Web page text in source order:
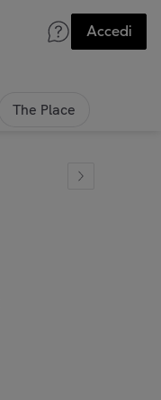
Accedi
The Place